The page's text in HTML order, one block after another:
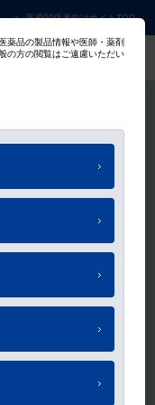
学領域での卓越した
医療関係者向けサイトTOP
いします。
る